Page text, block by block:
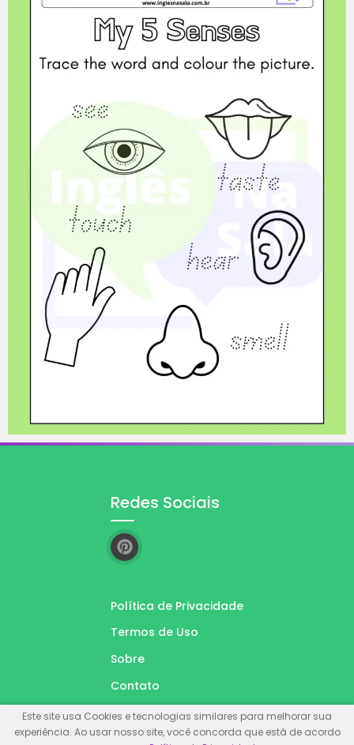
Redes Sociais
Política de Privacidade
Termos de Uso
Sobre
Contato
Acessar Dados
Este site usa Cookies e tecnologias similares para melhorar sua
experiência. Ao usar nosso site, você concorda que está de acordo